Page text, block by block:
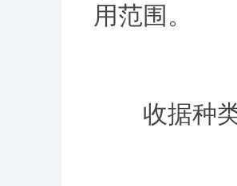
用范围。
收据种